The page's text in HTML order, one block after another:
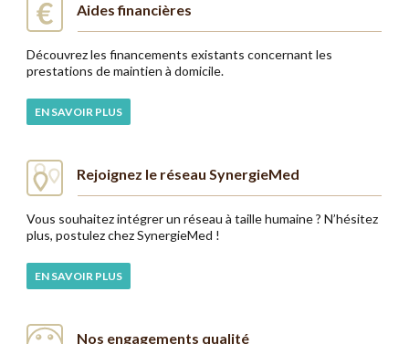
Aides financières
Découvrez les financements existants concernant les
prestations de maintien à domicile.
EN SAVOIR PLUS
Rejoignez le réseau SynergieMed
Vous souhaitez intégrer un réseau à taille humaine ? N’hésitez
plus, postulez chez SynergieMed !
EN SAVOIR PLUS
Nos engagements qualité